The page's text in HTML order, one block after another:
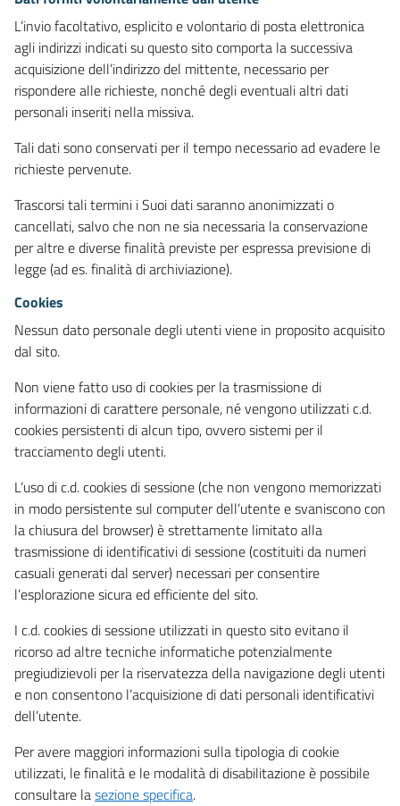
L’invio facoltativo, esplicito e volontario di posta elettronica
agli indirizzi indicati su questo sito comporta la successiva
acquisizione dell’indirizzo del mittente, necessario per
rispondere alle richieste, nonché degli eventuali altri dati
personali inseriti nella missiva.
Tali dati sono conservati per il tempo necessario ad evadere le
richieste pervenute.
Trascorsi tali termini i Suoi dati saranno anonimizzati o
cancellati, salvo che non ne sia necessaria la conservazione
per altre e diverse finalità previste per espressa previsione di
legge (ad es. finalità di archiviazione).
Cookies
Nessun dato personale degli utenti viene in proposito acquisito
dal sito.
Non viene fatto uso di cookies per la trasmissione di
informazioni di carattere personale, né vengono utilizzati c.d.
cookies persistenti di alcun tipo, ovvero sistemi per il
tracciamento degli utenti.
L’uso di c.d. cookies di sessione (che non vengono memorizzati
in modo persistente sul computer dell’utente e svaniscono con
la chiusura del browser) è strettamente limitato alla
trasmissione di identificativi di sessione (costituiti da numeri
casuali generati dal server) necessari per consentire
l’esplorazione sicura ed efficiente del sito.
I c.d. cookies di sessione utilizzati in questo sito evitano il
ricorso ad altre tecniche informatiche potenzialmente
pregiudizievoli per la riservatezza della navigazione degli utenti
e non consentono l’acquisizione di dati personali identificativi
dell’utente.
Per avere maggiori informazioni sulla tipologia di cookie
utilizzati, le finalità e le modalità di disabilitazione è possibile
consultare lasezione specifica.